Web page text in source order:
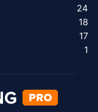
24
18
17
1